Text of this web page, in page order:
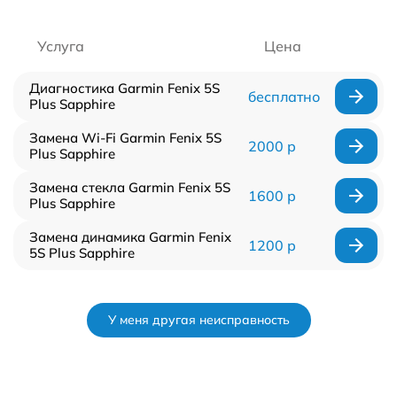
Услуга Цена
Диагностика Garmin Fenix 5S
Plus Sapphire
бесплатно
Замена Wi-Fi Garmin Fenix 5S
Plus Sapphire
2000 р
Замена стекла Garmin Fenix 5S
Plus Sapphire
1600 р
Замена динамика Garmin Fenix
5S Plus Sapphire
1200 р
У меня другая неисправность